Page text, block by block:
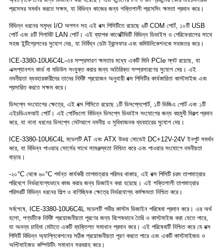
প্রসেসর সমর্থন করতে সক্ষম, যা বিভিন্ন কাজের জন্য শক্তিশালী প্রসেসিং ক্ষমতা প্রদান করে।
বিভিন্ন ধরনের সমৃদ্ধ I/O অপশন সহ এই বক্স পিসিটিতে রয়েছে ৬টি COM পোর্ট, ১০টি USB
পোর্ট এবং ৪টি গিগাবিট LAN পোর্ট। এই ব্যাপক কানেক্টিভিটি বিভিন্ন ডিভাইস ও পেরিফেরালের সাথে
সহজ ইন্টিগ্রেশনের সুযোগ দেয়, যা নির্বিঘ্ন ডেটা ট্রান্সফার এবং কমিউনিকেশনকে সহজতর করে।
ICE-3380-10U6C4L-এর সম্প্রসারণ ক্ষমতার মধ্যে একটি মিনি PCIe স্লট রয়েছে, যা
এক্সপ্যানশন কার্ড বা মডিউল সংযুক্ত করার জন্য অতিরিক্ত সম্প্রসারণের সুযোগ দেয়। এই
নমনীয়তা ব্যবহারকারীদের তাদের নির্দিষ্ট প্রয়োজন অনুযায়ী বক্স পিসিটির কার্যকারিতা কাস্টমাইজ এবং
প্রসারিত করতে সক্ষম করে।
ডিসপ্লে সংযোগের ক্ষেত্রে, এই বক্স পিসিতে রয়েছে ১টি ডিসপ্লেপোর্ট, ১টি ভিজিএ পোর্ট এবং ১টি
এইচডিএমআই পোর্ট। এই পোর্টগুলো বিভিন্ন ডিসপ্লে ডিভাইস সংযোগের জন্য বহুমুখী বিকল্প প্রদান
করে, যা নানা ধরনের ডিসপ্লে সেটআপে নমনীয় ও সুবিধাজনক ব্যবহারের সুযোগ দেয়।
ICE-3380-10U6C4L মডেলটি AT এবং ATX উভয় মোডেই DC+12V-24V ইনপুট সমর্থন
করে, যা বিভিন্ন পাওয়ার সোর্সের সাথে সামঞ্জস্যতা নিশ্চিত করে এবং পাওয়ার সংযোগে নমনীয়তা
বাড়ায়।
-২০°C থেকে ৬০°C পর্যন্ত কার্যকরী তাপমাত্রার পরিসর থাকায়, এই বক্স পিসিটি চরম তাপমাত্রার
পরিবেশে নির্ভরযোগ্যভাবে কাজ করার জন্য ডিজাইন করা হয়েছে। এই শক্তিশালী তাপমাত্রার
পরিসরটি বিভিন্ন ধরনের শিল্প ও বাণিজ্যিক ক্ষেত্রে নির্ভরযোগ্য কর্মক্ষমতা নিশ্চিত করে।
সর্বশেষে, ICE-3380-10U6C4L মডেলটি গভীর কাস্টম ডিজাইন পরিষেবা প্রদান করে। এর অর্থ
হলো, পণ্যটিকে নির্দিষ্ট প্রয়োজনীয়তা পূরণের জন্য বিশেষভাবে তৈরি ও কাস্টমাইজ করা যেতে পারে,
যা অনন্য চাহিদা মেটাতে একটি ব্যক্তিগত সমাধান প্রদান করে। এই পরিষেবাটি নিশ্চিত করে যে বক্স
পিসিটি বিভিন্ন অ্যাপ্লিকেশনের সঠিক প্রয়োজনীয়তা পূরণ করতে পারে এবং একটি কাস্টমাইজড ও
অপ্টিমাইজড কম্পিউটিং সমাধান সরবরাহ করে।